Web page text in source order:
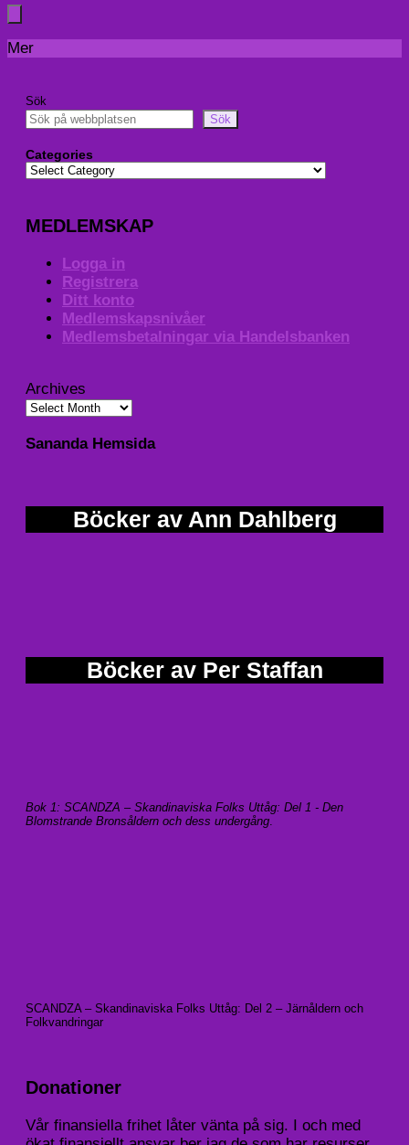
Mer
Sök
Sök
Categories
MEDLEMSKAP
Logga in
Registrera
Ditt konto
Medlemskapsnivåer
Medlemsbetalningar via Handelsbanken
Archives
Sananda Hemsida
Böcker av Ann Dahlberg
Böcker av Per Staffan
Bok 1: SCANDZA – Skandinaviska Folks Uttåg: Del 1 - Den
Blomstrande Bronsåldern och dess undergång.
SCANDZA – Skandinaviska Folks Uttåg: Del 2 – Järnåldern och
Folkvandringar
Donationer
Vår finansiella frihet låter vänta på sig. I och med